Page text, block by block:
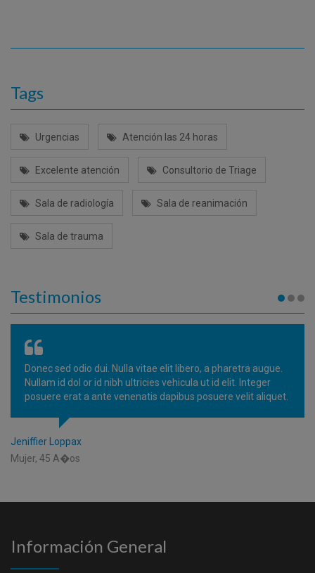
Tags
Urgencias Atención las 24 horas
Excelente atención Consultorio de Triage
Sala de radiología Sala de reanimación
Sala de trauma
Testimonios
Donec sed odio dui. Nulla vitae elit libero, a pharetra augue.
Nullam id dol or id nibh ultricies vehicula ut id elit. Integer
posuere erat a ante venenatis dapibus posuere velit aliquet.
Jenny Hoter
Mujer, 29 A�os
Información General